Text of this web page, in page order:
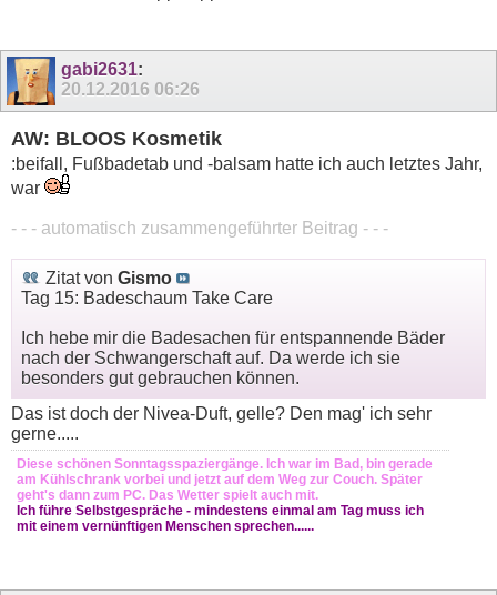
gabi2631:
20.12.2016 06:26
AW: BLOOS Kosmetik
:beifall, Fußbadetab und -balsam hatte ich auch letztes Jahr,
war
- - - automatisch zusammengeführter Beitrag - - -
Zitat von Gismo
Tag 15: Badeschaum Take Care
Ich hebe mir die Badesachen für entspannende Bäder
nach der Schwangerschaft auf. Da werde ich sie
besonders gut gebrauchen können.
Das ist doch der Nivea-Duft, gelle? Den mag' ich sehr
gerne.....
Diese schönen Sonntagsspaziergänge. Ich war im Bad, bin gerade
am Kühlschrank vorbei und jetzt auf dem Weg zur Couch. Später
geht's dann zum PC. Das Wetter spielt auch mit.
Ich führe Selbstgespräche - mindestens einmal am Tag muss ich
mit einem vernünftigen Menschen sprechen......